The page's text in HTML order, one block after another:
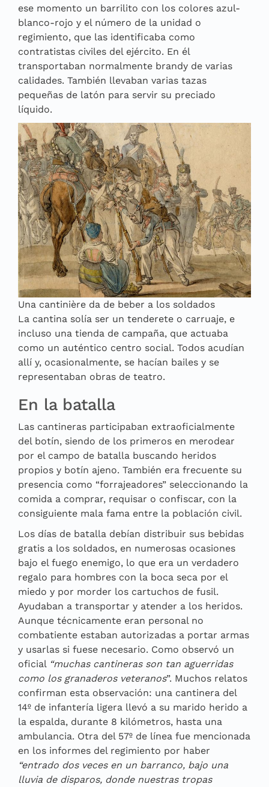
ese momento un barrilito con los colores azul-
blanco-rojo y el número de la unidad o
regimiento, que las identificaba como
contratistas civiles del ejército. En él
transportaban normalmente brandy de varias
calidades. También llevaban varias tazas
pequeñas de latón para servir su preciado
líquido.
Una cantinière da de beber a los soldados
La cantina solía ser un tenderete o carruaje, e
incluso una tienda de campaña, que actuaba
como un auténtico centro social. Todos acudían
allí y, ocasionalmente, se hacían bailes y se
representaban obras de teatro.
En la batalla
Las cantineras participaban extraoficialmente
del botín, siendo de los primeros en merodear
por el campo de batalla buscando heridos
propios y botín ajeno. También era frecuente su
presencia como “forrajeadores” seleccionando la
comida a comprar, requisar o confiscar, con la
consiguiente mala fama entre la población civil.
Los días de batalla debían distribuir sus bebidas
gratis a los soldados, en numerosas ocasiones
bajo el fuego enemigo, lo que era un verdadero
regalo para hombres con la boca seca por el
miedo y por morder los cartuchos de fusil.
Ayudaban a transportar y atender a los heridos.
Aunque técnicamente eran personal no
combatiente estaban autorizadas a portar armas
y usarlas si fuese necesario. Como observó un
oficial “muchas cantineras son tan aguerridas
como los granaderos veteranos”. Muchos relatos
confirman esta observación: una cantinera del
14º de infantería ligera llevó a su marido herido a
la espalda, durante 8 kilómetros, hasta una
ambulancia. Otra del 57º de línea fue mencionada
en los informes del regimiento por haber
“entrado dos veces en un barranco, bajo una
lluvia de disparos, donde nuestras tropas